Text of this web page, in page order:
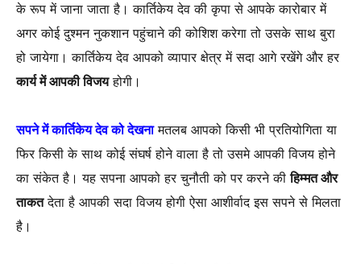
के रूप में जाना जाता है। कार्तिकेय देव की कृपा से आपके कारोबार में
अगर कोई दुश्मन नुकशान पहुंचाने की कोशिश करेगा तो उसके साथ बुरा
हो जायेगा। कार्तिकेय देव आपको व्यापार क्षेत्र में सदा आगे रखेंगे और हर
कार्य में आपकी विजयहोगी।
सपने में कार्तिकेय देव को देखनामतलब आपको किसी भी प्रतियोगिता या
फिर किसी के साथ कोई संघर्ष होने वाला है तो उसमे आपकी विजय होने
का संकेत है। यह सपना आपको हर चुनौती को पर करने कीहिम्मत और
ताकतदेता है आपकी सदा विजय होगी ऐसा आशीर्वाद इस सपने से मिलता
है।